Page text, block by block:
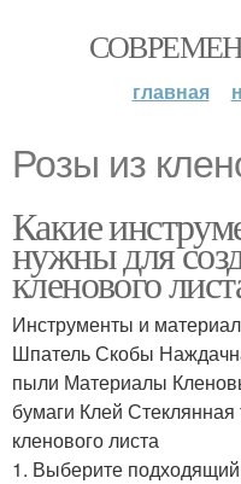
главная
Розы из
Какие
нужны для
кленового
Инструменты и
Шпатель Скобы
пыли Материалы
бумаги Клей
кленового листа
1. Выберите